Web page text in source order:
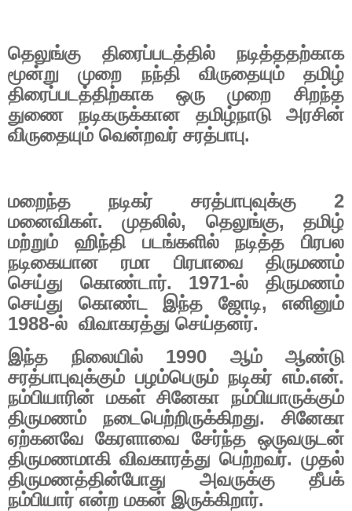
தெலுங்கு திரைப்படத்தில் நடித்ததற்காக
மூன்று முறை நந்தி விருதையும் தமிழ்
திரைப்படத்திற்காக ஒரு முறை சிறந்த
துணை நடிகருக்கான தமிழ்நாடு அரசின்
விருதையும் வென்றவர் சரத்பாபு.
மறைந்த நடிகர் சரத்பாபுவுக்கு 2
மனைவிகள். முதலில், தெலுங்கு,தமிழ்
மற்றும் ஹிந்தி படங்களில் நடித்த பிரபல
நடிகையான ரமா பிரபாவை திருமணம்
செய்து கொண்டார். 1971-ல் திருமணம்
செய்து கொண்ட இந்த ஜோடி, எனினும்
1988-ல் விவாகரத்து செய்தனர்.
இந்த நிலையில் 1990 ஆம் ஆண்டு
சரத்பாபுவுக்கும் பழம்பெரும் நடிகர் எம்.என்.
நம்பியாரின் மகள் சினேகா நம்பியாருக்கும்
திருமணம் நடைபெற்றிருக்கிறது. சினேகா
ஏற்கனவே கேரளாவை சேர்ந்த ஒருவருடன்
திருமணமாகி விவகாரத்து பெற்றவர். முதல்
திருமணத்தின்போது அவருக்கு தீபக்
நம்பியார் என்ற மகன் இருக்கிறார்.